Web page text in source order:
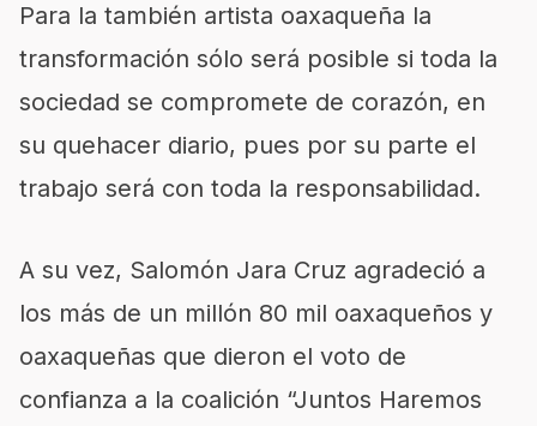
Para la también artista oaxaqueña la
transformación sólo será posible si toda la
sociedad se compromete de corazón, en
su quehacer diario, pues por su parte el
trabajo será con toda la responsabilidad.
A su vez, Salomón Jara Cruz agradeció a
los más de un millón 80 mil oaxaqueños y
oaxaqueñas que dieron el voto de
confianza a la coalición “Juntos Haremos